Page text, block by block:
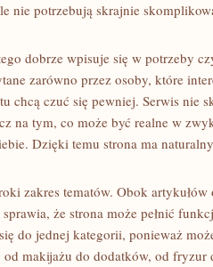
nie potrzebują skrajnie
dobrze wpisuje się w potrzeby
zarówno przez osoby, które
chcą czuć się pewniej. Serwis nie
na tym, co może być realne w
Dzięki temu strona ma
zakres tematów. Obok
że strona może pełnić
do jednej kategorii, ponieważ
makijażu do dodatków, od